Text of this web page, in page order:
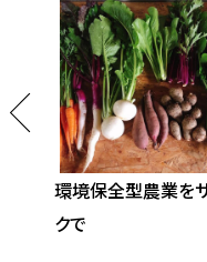
環境保全型農業を
クで